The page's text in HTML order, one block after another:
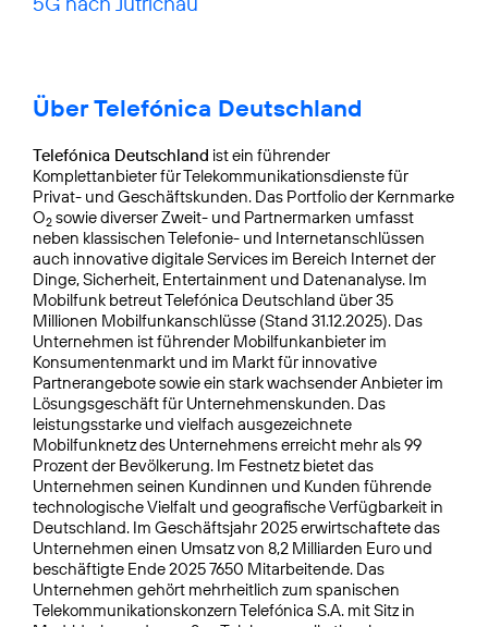
Über Telefónica Deutschland
Telefónica Deutschland ist ein führender
Komplettanbieter für Telekommunikationsdienste für
Privat- und Geschäftskunden. Das Portfolio der Kernmarke
O2 sowie diverser Zweit- und Partnermarken umfasst
neben klassischen Telefonie- und Internetanschlüssen
auch innovative digitale Services im Bereich Internet der
Dinge, Sicherheit, Entertainment und Datenanalyse. Im
Mobilfunk betreut Telefónica Deutschland über 35
Millionen Mobilfunkanschlüsse (Stand 31.12.2025). Das
Unternehmen ist führender Mobilfunkanbieter im
Konsumentenmarkt und im Markt für innovative
Partnerangebote sowie ein stark wachsender Anbieter im
Lösungsgeschäft für Unternehmenskunden. Das
leistungsstarke und vielfach ausgezeichnete
Mobilfunknetz des Unternehmens erreicht mehr als 99
Prozent der Bevölkerung. Im Festnetz bietet das
Unternehmen seinen Kundinnen und Kunden führende
technologische Vielfalt und geografische Verfügbarkeit in
Deutschland. Im Geschäftsjahr 2025 erwirtschaftete das
Unternehmen einen Umsatz von 8,2 Milliarden Euro und
beschäftigte Ende 2025 7650 Mitarbeitende. Das
Unternehmen gehört mehrheitlich zum spanischen
Telekommunikationskonzern Telefónica S.A. mit Sitz in